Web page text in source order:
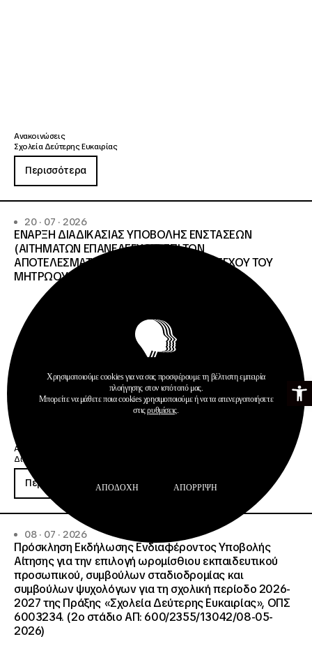
Ανοίξτε
Ανακοινώσεις
Σχολεία Δεύτερης Ευκαιρίας
Περισσότερα
20 · 07 · 2026
ΕΝΑΡΞΗ ΔΙΑΔΙΚΑΣΙΑΣ ΥΠΟΒΟΛΗΣ ΕΝΣΤΑΣΕΩΝ
(ΑΙΤΗΜΑΤΩΝ ΕΠΑΝΕΛΕΓΧΟΥ) ΕΠΙ ΤΩΝ
ΑΠΟΤΕΛΕΣΜΑΤΩΝ ΤΟΥ ΔΙΟΙΚΗΤΙΚΟΥ ΕΛΕΓΧΟΥ ΤΟΥ
ΜΗΤΡΩΟΥ Σ.Α.Ε.Κ. ΚΑΙ Ε.Σ.Κ.»
Ανακοινώσεις
Διαχείριση & Λειτουργία Δημοσίων ΙΕΚ
Περισσότερα
08 · 07 · 2026
Πρόσκληση Εκδήλωσης Ενδιαφέροντος Υποβολής
Αίτησης για την επιλογή ωρομίσθιου εκπαιδευτικού
προσωπικού, συμβούλων σταδιοδρομίας και
συμβούλων ψυχολόγων για τη σχολική περίοδο 2026-
2027 της Πράξης «Σχολεία Δεύτερης Ευκαιρίας», ΟΠΣ
6003234. (2ο στάδιο ΑΠ: 600/2355/13042/08-05-
2026)
Χρησιμοποιούμε cookies για να σας προσφέρουμε τη βέλτιστη εμπειρία
πλοήγησης στον ιστότοπό μας.
Μπορείτε να μάθετε ποια cookies χρησιμοποιούμε ή να τα απενεργοποιήσετε
στιςρυθμίσεις.
ΑΠΟΔΟΧΉ ΑΠΌΡΡΙΨΗ